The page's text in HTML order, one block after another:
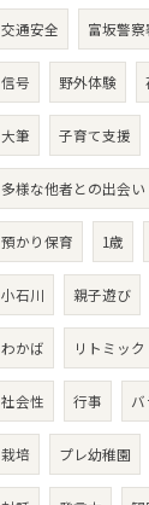
交通安全 富坂警察
信号 野外体験
大筆 子育て支援
多様な他者との出会い
預かり保育 1歳
小石川 親子遊び
わかば リトミック
社会性 行事 バ
栽培 プレ幼稚園